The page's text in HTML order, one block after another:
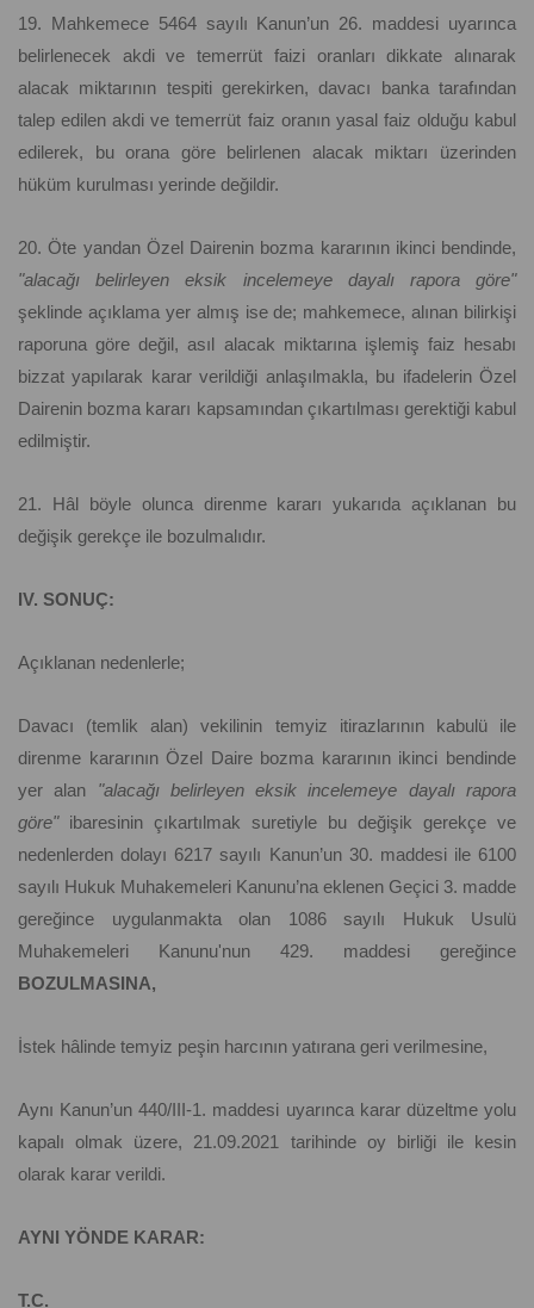
19. Mahkemece 5464 sayılı Kanun’un 26. maddesi uyarınca
belirlenecek akdi ve temerrüt faizi oranları dikkate alınarak
alacak miktarının tespiti gerekirken, davacı banka tarafından
talep edilen akdi ve temerrüt faiz oranın yasal faiz olduğu kabul
edilerek, bu orana göre belirlenen alacak miktarı üzerinden
hüküm kurulması yerinde değildir.
20. Öte yandan Özel Dairenin bozma kararının ikinci bendinde,
"alacağı belirleyen eksik incelemeye dayalı rapora göre"
şeklinde açıklama yer almış ise de; mahkemece, alınan bilirkişi
raporuna göre değil, asıl alacak miktarına işlemiş faiz hesabı
bizzat yapılarak karar verildiği anlaşılmakla, bu ifadelerin Özel
Dairenin bozma kararı kapsamından çıkartılması gerektiği kabul
edilmiştir.
21. Hâl böyle olunca direnme kararı yukarıda açıklanan bu
değişik gerekçe ile bozulmalıdır.
IV. SONUÇ:
Açıklanan nedenlerle;
Davacı (temlik alan) vekilinin temyiz itirazlarının kabulü ile
direnme kararının Özel Daire bozma kararının ikinci bendinde
yer alan "alacağı belirleyen eksik incelemeye dayalı rapora
göre"ibaresinin çıkartılmak suretiyle bu değişik gerekçe ve
nedenlerden dolayı 6217 sayılı Kanun’un 30. maddesi ile 6100
sayılı Hukuk Muhakemeleri Kanunu’na eklenen Geçici 3. madde
gereğince uygulanmakta olan 1086 sayılı Hukuk Usulü
Muhakemeleri Kanunu'nun 429. maddesi gereğince
BOZULMASINA,
İstek hâlinde temyiz peşin harcının yatırana geri verilmesine,
Aynı Kanun’un 440/III-1. maddesi uyarınca karar düzeltme yolu
kapalı olmak üzere, 21.09.2021 tarihinde oy birliği ile kesin
olarak karar verildi.
AYNI YÖNDE KARAR:
T.C.